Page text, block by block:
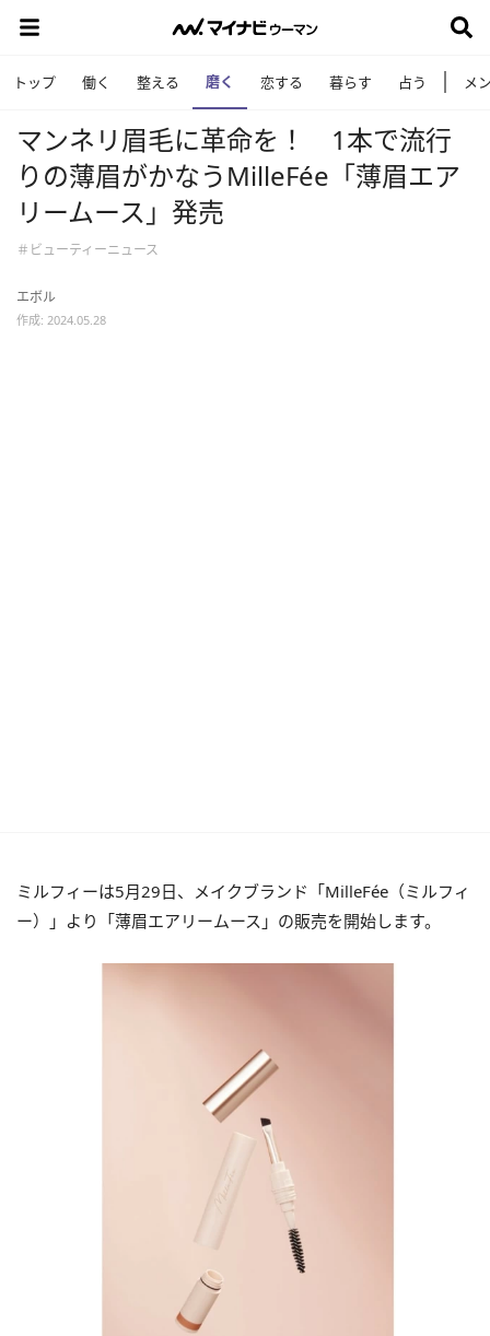
トップ 働く 整える 磨く 恋する 暮らす 占う メ
マンネリ眉毛に革命を！ 1本で流行
りの薄眉がかなうMilleFée「薄眉エア
リームース」発売
＃ビューティーニュース
エボル
作成: 2024.05.28
ミルフィーは5月29日、メイクブランド「MilleFée（ミルフィ
ー）」より「薄眉エアリームース」の販売を開始します。